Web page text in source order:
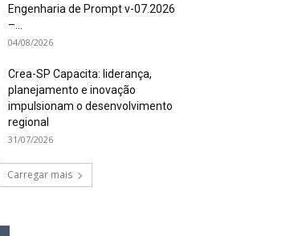
Engenharia de Prompt v-07.2026
–...
04/08/2026
Crea-SP Capacita: liderança,
planejamento e inovação
impulsionam o desenvolvimento
regional
31/07/2026
Carregar mais